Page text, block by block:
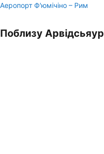
Аеропорт Ф'юмічіно – Рим
Поблизу Арвідсьяур